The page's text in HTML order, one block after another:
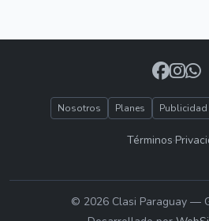
Nosotros Planes Publicidad
Términos·
© 2026 Clasi Paraguay —